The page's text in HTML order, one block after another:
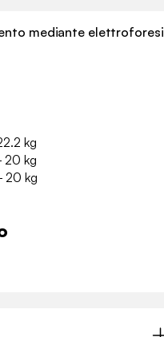
mediante elettroforesi
kg
20 kg
20 kg